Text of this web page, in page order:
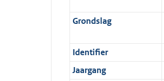
Grondslag
Identifier
Jaargang